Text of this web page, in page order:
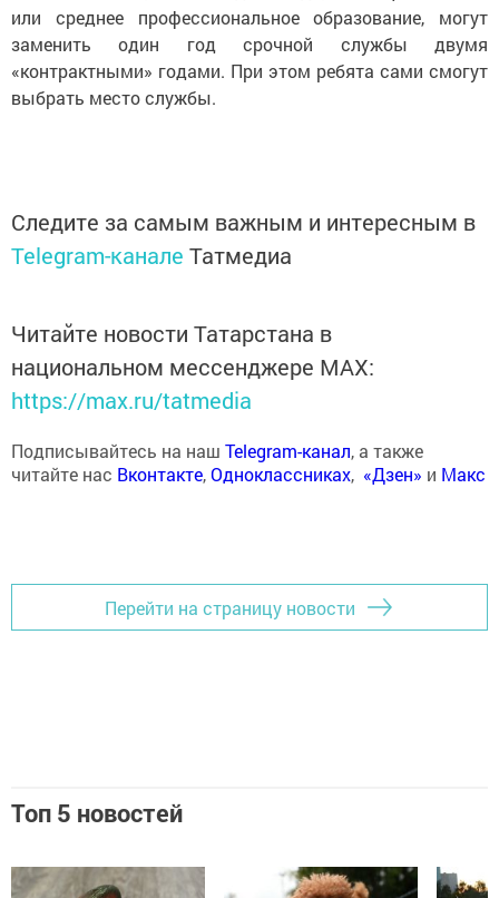
или среднее профессиональное образование, могут
заменить один год срочной службы двумя
«контрактными» годами. При этом ребята сами смогут
выбрать место службы.
Следите за самым важным и интересным в
Telegram-канале Татмедиа
Читайте новости Татарстана в
национальном мессенджере MАХ:
https://max.ru/tatmedia
Подписывайтесь на наш Telegram-канал, а также
читайте нас Вконтакте,Одноклассниках, «Дзен» и Макс
Перейти на страницу новости
Топ 5 новостей